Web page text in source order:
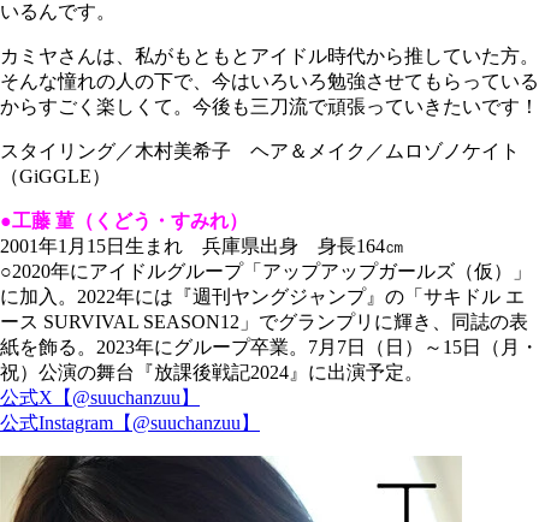
いるんです。
カミヤさんは、私がもともとアイドル時代から推していた方。
そんな憧れの人の下で、今はいろいろ勉強させてもらっている
からすごく楽しくて。今後も三刀流で頑張っていきたいです！
スタイリング／木村美希子 ヘア＆メイク／ムロゾノケイト
（GiGGLE）
●工藤 菫（くどう・すみれ）
2001年1月15日生まれ 兵庫県出身 身長164㎝
○2020年にアイドルグループ「アップアップガールズ（仮）」
に加入。2022年には『週刊ヤングジャンプ』の「サキドル エ
ース SURVIVAL SEASON12」でグランプリに輝き、同誌の表
紙を飾る。2023年にグループ卒業。7月7日（日）～15日（月・
祝）公演の舞台『放課後戦記2024』に出演予定。
公式X【@suuchanzuu】
公式Instagram【@suuchanzuu】